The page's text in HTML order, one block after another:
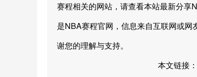
赛程相关的网站，请查看本站最新分享
是NBA赛程官网，信息来自互联网或
谢您的理解与支持。
本文链接